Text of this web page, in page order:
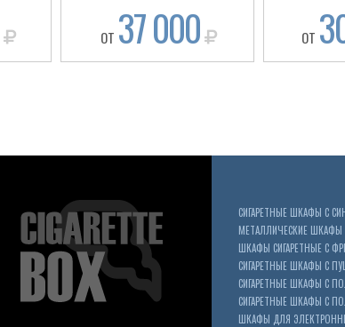
ОТ 37 000 ОТ
СИГАРЕТНЫЕ ШКАФЫ С
МЕТАЛЛИЧЕСКИЕ ШКАФЫ
ШКАФЫ СИГАРЕТНЫЕ С
СИГАРЕТНЫЕ ШКАФЫ С
СИГАРЕТНЫЕ ШКАФЫ С
СИГАРЕТНЫЕ ШКАФЫ С
ШКАФЫ ДЛЯ